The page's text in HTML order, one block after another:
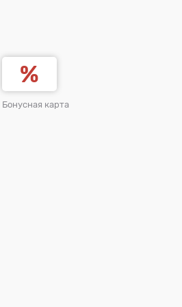
Бонусная карта